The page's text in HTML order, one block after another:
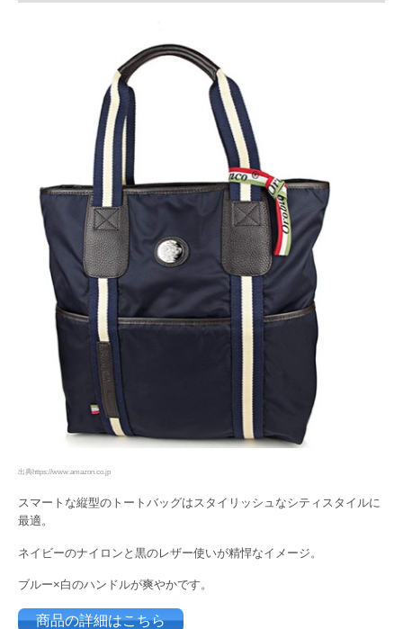
出典https://www.amazon.co.jp
スマートな縦型のトートバッグはスタイリッシュなシティスタイルに
最適。
ネイビーのナイロンと黒のレザー使いが精悍なイメージ。
ブルー×白のハンドルが爽やかです。
商品の詳細はこちら